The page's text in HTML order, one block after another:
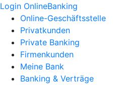
Login OnlineBanking
Online-Geschäftsstelle
Privatkunden
Private Banking
Firmenkunden
Meine Bank
Banking & Verträge